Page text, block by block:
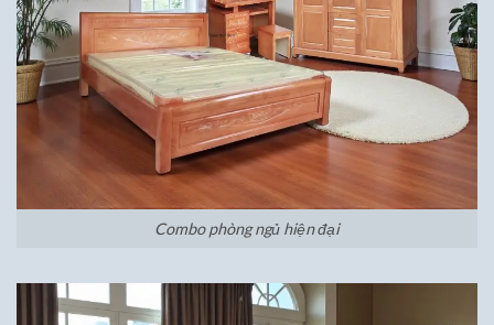
Combo phòng ngủ hiện đại